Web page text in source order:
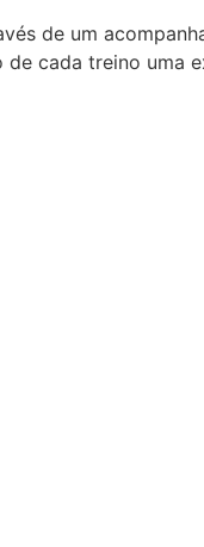
de um
cada treino uma